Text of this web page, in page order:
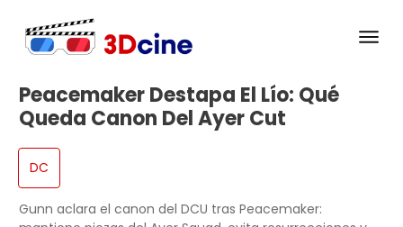
Peacemaker Destapa El Lío: Qué
Queda Canon Del Ayer Cut
DC
Gunn aclara el canon del DCU tras Peacemaker: